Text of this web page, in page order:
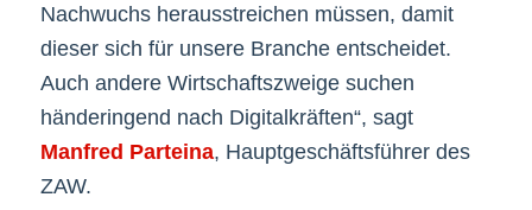
Nachwuchs herausstreichen müssen, damit
dieser sich für unsere Branche entscheidet.
Auch andere Wirtschaftszweige suchen
händeringend nach Digitalkräften“, sagt
Manfred Parteina, Hauptgeschäftsführer des
ZAW.